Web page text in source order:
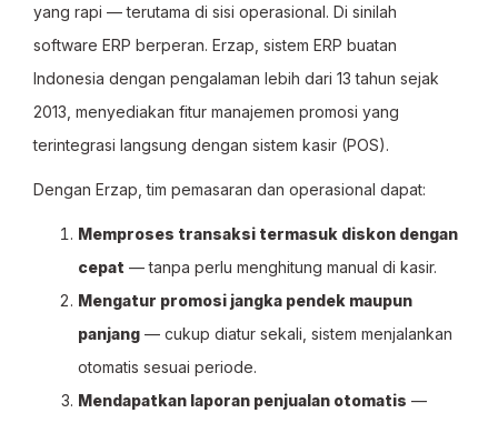
yang rapi — terutama di sisi operasional. Di sinilah
software ERP berperan. Erzap, sistem ERP buatan
Indonesia dengan pengalaman lebih dari 13 tahun sejak
2013, menyediakan fitur manajemen promosi yang
terintegrasi langsung dengan sistem kasir (POS).
Dengan Erzap, tim pemasaran dan operasional dapat:
Memproses transaksi termasuk diskon dengan
cepat — tanpa perlu menghitung manual di kasir.
Mengatur promosi jangka pendek maupun
panjang — cukup diatur sekali, sistem menjalankan
otomatis sesuai periode.
Mendapatkan laporan penjualan otomatis —